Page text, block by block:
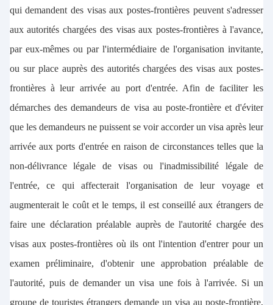
qui demandent des visas aux postes-frontières peuvent s'adresser
aux autorités chargées des visas aux postes-frontières à l'avance,
par eux-mêmes ou par l'intermédiaire de l'organisation invitante,
ou sur place auprès des autorités chargées des visas aux postes-
frontières à leur arrivée au port d'entrée. Afin de faciliter les
démarches des demandeurs de visa au poste-frontière et d'éviter
que les demandeurs ne puissent se voir accorder un visa après leur
arrivée aux ports d'entrée en raison de circonstances telles que la
non-délivrance légale de visas ou l'inadmissibilité légale de
l'entrée, ce qui affecterait l'organisation de leur voyage et
augmenterait le coût et le temps, il est conseillé aux étrangers de
faire une déclaration préalable auprès de l'autorité chargée des
visas aux postes-frontières où ils ont l'intention d'entrer pour un
examen préliminaire, d'obtenir une approbation préalable de
l'autorité, puis de demander un visa une fois à l'arrivée. Si un
groupe de touristes étrangers demande un visa au poste-frontière,